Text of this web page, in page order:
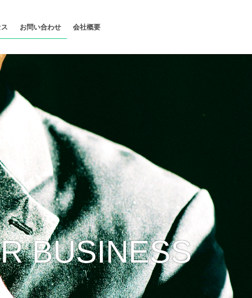
お問い合わせ 会社概要
BUSINESS